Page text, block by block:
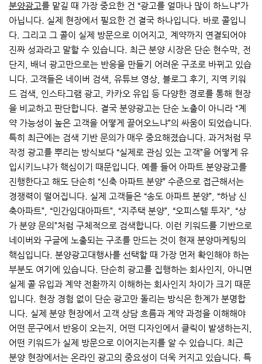
분양광고를 맡길 때 가장 중요한 건 “광고를 얼마나 많이 하느냐”가
아닙니다. 실제 현장에서 필요한 건 결국 하나입니다. 바로 콜입니
다. 그리고 그 콜이 실제 방문으로 이어지고, 계약까지 연결되어야
진짜 성과라고 말할 수 있습니다. 최근 분양 시장은 단순 현수막, 전
단지, 배너 광고만으로는 반응을 만들기 어려운 구조로 바뀌고 있습
니다. 고객들은 네이버 검색, 유튜브 영상, 블로그 후기, 지역 키워
드 검색, 인스타그램 광고, 카카오 유입 등 다양한 경로를 통해 현장
을 비교하고 판단합니다. 결국 분양광고는 단순 노출이 아니라 “계
약 가능성이 높은 고객을 어떻게 끌어오느냐”의 싸움이 되었습니다.
특히 최근에는 검색 기반 문의가 매우 중요해졌습니다. 과거처럼 무
작정 광고를 뿌리는 방식보다 “실제로 관심 있는 고객”을 어떻게 유
입시키느냐가 핵심이기 때문입니다. 예를 들어 아파트 분양광고를
진행한다고 해도 단순히 “신축 아파트 분양” 수준으로 접근해서는
경쟁력이 떨어집니다. 실제 고객들은 “송도 아파트 분양”, “하남 신
축아파트”, “민간임대아파트”, “지주택 분양”, “오피스텔 투자”, “상
가 분양 문의”처럼 구체적으로 검색합니다. 이런 키워드를 기반으로
네이버와 구글에 노출되는 구조를 만드는 것이 현재 분양마케팅의
핵심입니다. 분양광고대행사를 선택할 때 가장 먼저 확인해야 하는
부분도 여기에 있습니다. 단순히 광고를 집행하는 회사인지, 아니면
실제 콜 유입과 계약 전환까지 이해하는 회사인지 차이가 크기 때문
입니다. 현장 경험 없이 단순 광고만 돌리는 방식은 한계가 분명합
니다. 실제 분양 현장에서 고객 상담 흐름과 계약 과정을 이해해야
어떤 문구에서 반응이 오는지, 어떤 디자인에서 클릭이 발생하는지,
어떤 키워드가 실제 방문으로 이어지는지를 알 수 있습니다. 최근
분양 현장에서는 온라인 광고의 중요성이 더욱 커지고 있습니다. 특